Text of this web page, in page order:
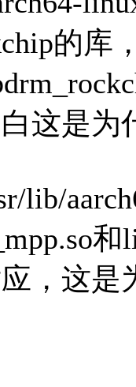
的库
这是为
lib/
，这是